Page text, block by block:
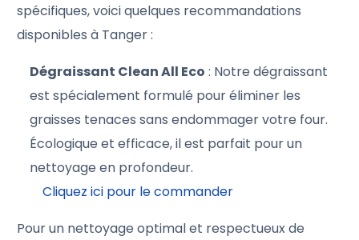
spécifiques, voici quelques recommandations
disponibles à Tanger :
Dégraissant Clean All Eco : Notre dégraissant
est spécialement formulé pour éliminer les
graisses tenaces sans endommager votre four.
Écologique et efficace, il est parfait pour un
nettoyage en profondeur.
Cliquez ici pour le commander
Pour un nettoyage optimal et respectueux de